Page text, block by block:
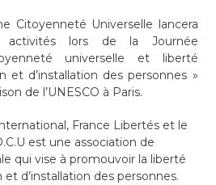
Citoyenneté Universelle lancera
lors de la Journée
universelle et liberté
et d’installation des personnes »
de l’UNESCO à Paris.
France Libertés et le
est une association de
qui vise à promouvoir la liberté
d’installation des personnes.